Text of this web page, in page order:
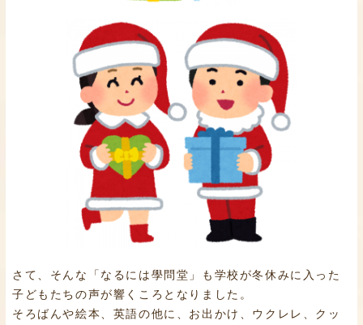
さて、そんな「なるには學問堂」も学校が冬休みに入った
子どもたちの声が響くころとなりました。
そろばんや絵本、英語の他に、お出かけ、ウクレレ、クッ